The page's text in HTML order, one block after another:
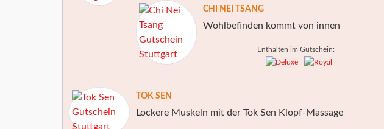
CHI NEI TSANG
Wohlbefinden kommt von innen
Enthalten im Gutschein:
TOK SEN
Lockere Muskeln mit der Tok Sen Klopf-Massage